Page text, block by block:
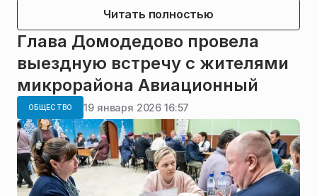
Читать полностью
Глава Домодедово провела
выездную встречу с жителями
микрорайона Авиационный
ОБЩЕСТВО 19 января 2026 16:57